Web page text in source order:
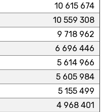
10 615 674
10 559 308
9 718 962
6 696 446
5 614 966
5 605 984
5 155 499
4 968 401